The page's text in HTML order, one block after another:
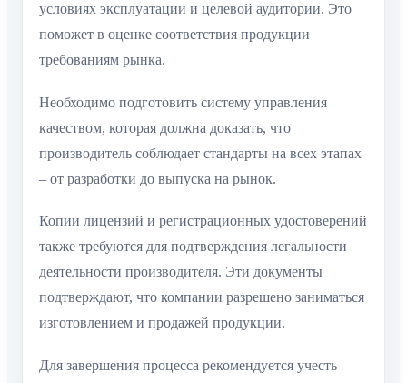
условиях эксплуатации и целевой аудитории. Это
поможет в оценке соответствия продукции
требованиям рынка.
Необходимо подготовить систему управления
качеством, которая должна доказать, что
производитель соблюдает стандарты на всех этапах
– от разработки до выпуска на рынок.
Копии лицензий и регистрационных удостоверений
также требуются для подтверждения легальности
деятельности производителя. Эти документы
подтверждают, что компании разрешено заниматься
изготовлением и продажей продукции.
Для завершения процесса рекомендуется учесть